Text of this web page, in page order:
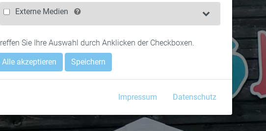
Externe Medien
Sie Ihre Auswahl durch Anklicken der Checkboxen.
Alle akzeptieren Speichern
Impressum Datenschutz